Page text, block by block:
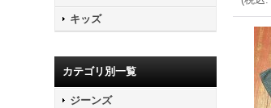
キッズ
カテゴリ別一覧
ジーンズ